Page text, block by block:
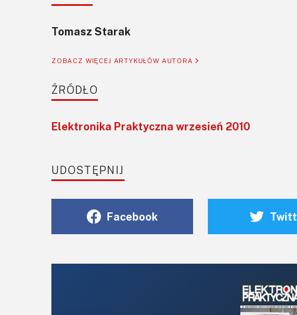
Tomasz Starak
ZOBACZ WIĘCEJ ARTYKUŁÓW AUTORA
ŹRÓDŁO
Elektronika Praktyczna wrzesień 2010
UDOSTĘPNIJ
Facebook